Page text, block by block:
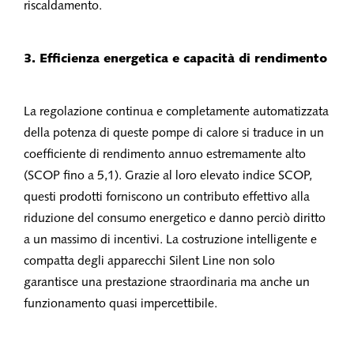
riscaldamento.
3. Efficienza energetica e capacità di rendimento
La regolazione continua e completamente automatizzata
della potenza di queste pompe di calore si traduce in un
coefficiente di rendimento annuo estremamente alto
(SCOP fino a 5,1). Grazie al loro elevato indice SCOP,
questi prodotti forniscono un contributo effettivo alla
riduzione del consumo energetico e danno perciò diritto
a un massimo di incentivi. La costruzione intelligente e
compatta degli apparecchi Silent Line non solo
garantisce una prestazione straordinaria ma anche un
funzionamento quasi impercettibile.